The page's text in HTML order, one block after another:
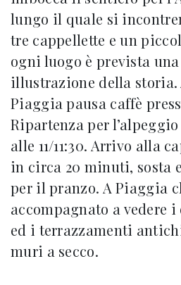
lungo il quale si
tre cappellette e un
ogni luogo è prevista
illustrazione della storia.
Piaggia pausa caffè
Ripartenza per
alle 11/11:30. Arrivo alla
in circa 20 minuti, sosta
per il pranzo. A Piaggia
accompagnato a vedere
ed i terrazzamenti
muri a secco.